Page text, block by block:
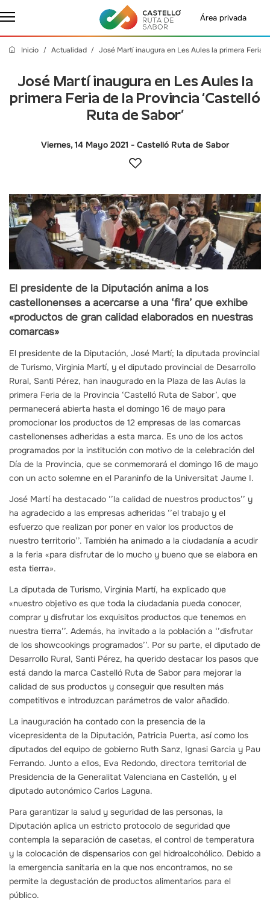
Área privada
Inicio Actualidad José Martí inaugura en Les Aules la primera Feria
José Martí inaugura en Les Aules la
primera Feria de la Provincia ‘Castelló
Ruta de Sabor’
Viernes, 14 Mayo 2021 - Castelló Ruta de Sabor
El presidente de la Diputación anima a los
castellonenses a acercarse a una ‘fira’ que exhibe
«productos de gran calidad elaborados en nuestras
comarcas»
El presidente de la Diputación, José Martí; la diputada provincial
de Turismo, Virginia Martí, y el diputado provincial de Desarrollo
Rural, Santi Pérez, han inaugurado en la Plaza de las Aulas la
primera Feria de la Provincia ‘Castelló Ruta de Sabor’, que
permanecerá abierta hasta el domingo 16 de mayo para
promocionar los productos de 12 empresas de las comarcas
castellonenses adheridas a esta marca. Es uno de los actos
programados por la institución con motivo de la celebración del
Día de la Provincia, que se conmemorará el domingo 16 de mayo
con un acto solemne en el Paraninfo de la Universitat Jaume I.
José Martí ha destacado ‘’la calidad de nuestros productos’’ y
ha agradecido a las empresas adheridas ‘’el trabajo y el
esfuerzo que realizan por poner en valor los productos de
nuestro territorio’’. También ha animado a la ciudadanía a acudir
a la feria «para disfrutar de lo mucho y bueno que se elabora en
esta tierra».
La diputada de Turismo, Virginia Martí, ha explicado que
«nuestro objetivo es que toda la ciudadanía pueda conocer,
comprar y disfrutar los exquisitos productos que tenemos en
nuestra tierra’’. Además, ha invitado a la población a ‘’disfrutar
de los showcookings programados’’. Por su parte, el diputado de
Desarrollo Rural, Santi Pérez, ha querido destacar los pasos que
está dando la marca Castelló Ruta de Sabor para mejorar la
calidad de sus productos y conseguir que resulten más
competitivos e introduzcan parámetros de valor añadido.
La inauguración ha contado con la presencia de la
vicepresidenta de la Diputación, Patricia Puerta, así como los
diputados del equipo de gobierno Ruth Sanz, Ignasi Garcia y Pau
Ferrando. Junto a ellos, Eva Redondo, directora territorial de
Presidencia de la Generalitat Valenciana en Castellón, y el
diputado autonómico Carlos Laguna.
Para garantizar la salud y seguridad de las personas, la
Diputación aplica un estricto protocolo de seguridad que
contempla la separación de casetas, el control de temperatura
y la colocación de dispensarios con gel hidroalcohólico. Debido a
la emergencia sanitaria en la que nos encontramos, no se
permite la degustación de productos alimentarios para el
público.